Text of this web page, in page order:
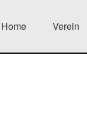
Home Verein